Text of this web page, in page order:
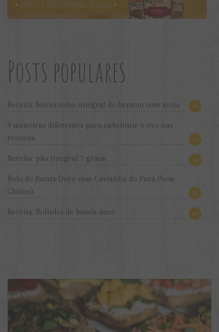
Posts populares
Receita: biscoitinho integral de banana com aveia 24
9 maneiras diferentes para substituir o ovo nas
receitas
16
Receita: pão integral 7 grãos 14
Bolo de Batata Doce com Castanha do Pará (Sem
Glúten)
11
Receita: Bolinho de batata doce 10